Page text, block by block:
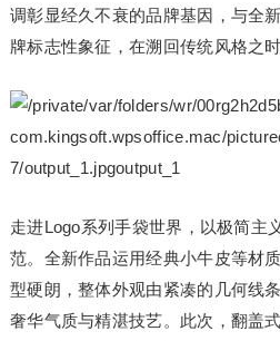
调彰显经久不衰的品牌基因，与全
牌标志性象征，在溯回传统风格之
走进Logo系列手袋世界，以极简主
范。全新作品运用经典小牛皮等材
型硬朗，整体外观由紧凑的几何线
奢华气质与精湛技艺。此次，翻盖